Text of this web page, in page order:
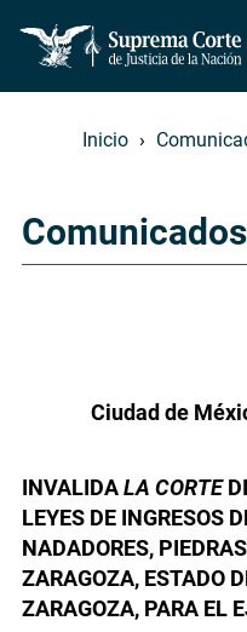
Inicio
Ciudad de
INVALIDALA CORTE
LEYES DE INGRESOS
NADADORES,
ZARAGOZA, ESTADO
ZARAGOZA, PARA EL